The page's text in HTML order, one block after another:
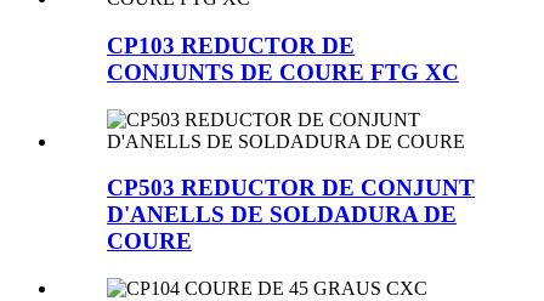
CP103 REDUCTOR DE
CONJUNTS DE COURE FTG XC
CP503 REDUCTOR DE CONJUNT
D'ANELLS DE SOLDADURA DE
COURE